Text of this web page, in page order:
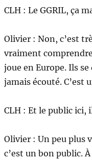
CLH : Le GGRIL, ça
Olivier : Non, c’est
vraiment
joue en Europe. Ils
jamais écouté. C’est
CLH : Et le public ici,
Olivier : Un peu plus
c’est un bon public.